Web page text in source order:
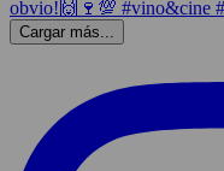
Cargar más...